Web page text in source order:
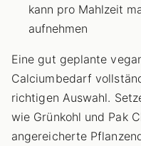
kann pro Mahlzeit
aufnehmen
Eine gut geplante
Calciumbedarf
richtigen Auswahl.
wie Grünkohl und Pak
angereicherte